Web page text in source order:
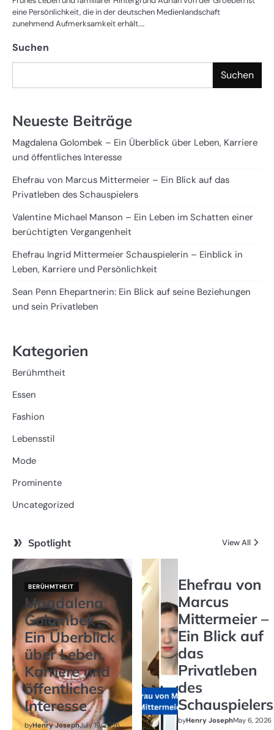
eine Persönlichkeit, die in der deutschen Medienlandschaft
zunehmend Aufmerksamkeit erhält.…
Suchen
Suchen
Neueste Beiträge
Magdalena Golombek – Ein Überblick über Leben, Karriere
und öffentliches Interesse
Ehefrau von Marcus Mittermeier – Ein Blick auf das
Privatleben des Schauspielers
Valentine Michael Manson – Ein Leben im Schatten einer
berüchtigten Vergangenheit
Ehefrau Ingrid Mittermeier Schauspielerin – Einblick in
Leben, Karriere und Persönlichkeit
Sean Penn Ehepartnerin: Ein Blick auf seine Beziehungen
und sein Privatleben
Kategorien
Berühmtheit
Essen
Fashion
Lebensstil
Mode
Prominente
Uncategorized
Spotlight View All
BERÜHMTHEIT
Magdalena
Golombek –
Ein Überblick
über Leben,
Karriere und
öffentliches
Interesse
byHenry JosephJuly 19, 2026
Ehefrau von
Marcus
Mittermeier –
Ein Blick auf
das
Privatleben
des
Schauspielers
byHenry JosephMay 6, 2026